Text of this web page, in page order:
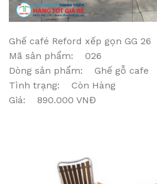
Ghế café Reford xếp gọn GG 26
Mã sản phẩm: 026
Dòng sản phẩm: Ghế gỗ cafe
Tình trạng: Còn Hàng
Giá: 890.000 VNĐ